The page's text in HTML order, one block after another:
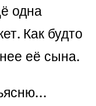
одна
Как будто
её сына.